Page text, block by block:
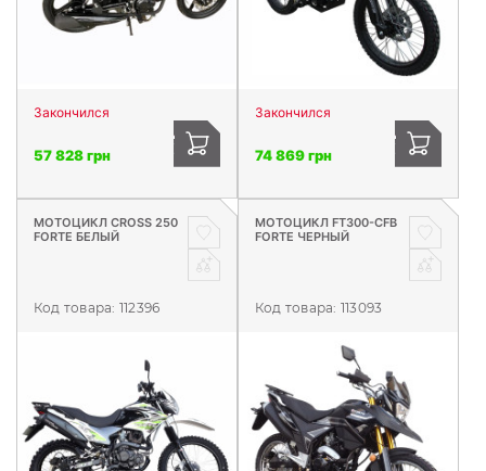
Закончился
57 828 грн
Закончился
74 869 грн
МОТОЦИКЛ CROSS 250
FORTE БЕЛЫЙ
Код товара: 112396
МОТОЦИКЛ FT300-CFB
FORTE ЧЕРНЫЙ
Код товара: 113093